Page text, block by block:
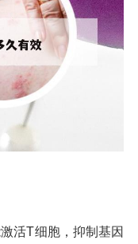
活T细胞，抑制基因